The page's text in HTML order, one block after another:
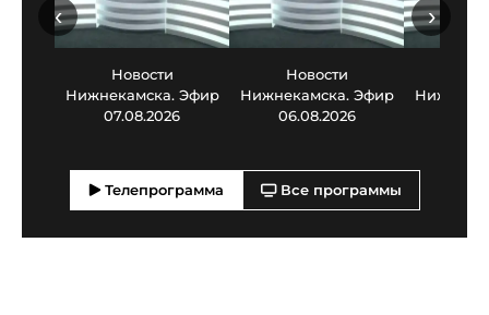
Новости
Нижнекамска. Эфир
07.08.2026
Новости
Нижнекамска. Эфир
06.08.2026
‹ ›
Телепрограмма Все программы